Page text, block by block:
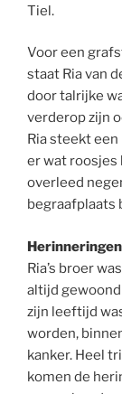
Tiel.
Voor een
staat Ria van
door talrijke
verderop zijn
Ria steekt
er wat roosjes
overleed
begraafplaats
Herinneringen
Ria’s broer
altijd
zijn leeftijd
worden,
kanker. Heel
komen de